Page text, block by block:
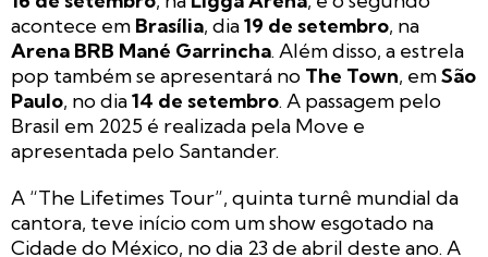
acontece em Brasília, dia19 de setembro, na
Arena BRB Mané Garrincha. Além disso, a estrela
pop também se apresentará no The Town, emSão
Paulo, no dia14 de setembro. A passagem pelo
Brasil em 2025 é realizada pela Move e
apresentada pelo Santander.
A “The Lifetimes Tour”, quinta turnê mundial da
cantora, teve início com um show esgotado na
Cidade do México, no dia 23 de abril deste ano. A